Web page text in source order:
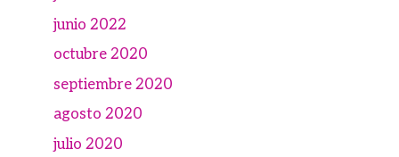
junio 2022
octubre 2020
septiembre 2020
agosto 2020
julio 2020